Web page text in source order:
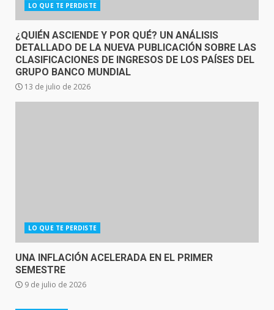
LO QUE TE PERDISTE
¿QUIÉN ASCIENDE Y POR QUÉ? UN ANÁLISIS
DETALLADO DE LA NUEVA PUBLICACIÓN SOBRE LAS
CLASIFICACIONES DE INGRESOS DE LOS PAÍSES DEL
GRUPO BANCO MUNDIAL
13 de julio de 2026
LO QUE TE PERDISTE
UNA INFLACIÓN ACELERADA EN EL PRIMER
SEMESTRE
9 de julio de 2026